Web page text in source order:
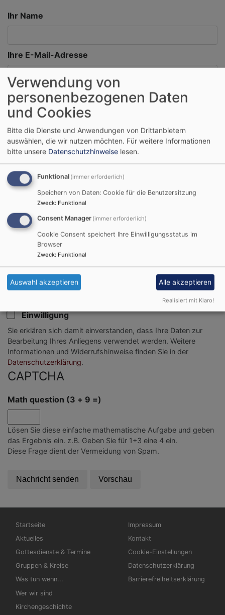
Ihr Name
Ihre E-Mail-Adresse
Betreff
Nachricht
Bitte geben Sie in Ihrer Nachricht keine Links oder
Internetadressen an.
Einwilligung
Sie erklären sich damit einverstanden, dass Ihre Daten zur
Bearbeitung Ihres Anliegens verwendet werden. Weitere
Informationen und Widerrufshinweise finden Sie in der
Datenschutzerklärung.
CAPTCHA
Math question (3 + 9 =)
Lösen Sie diese einfache mathematische Aufgabe und geben
das Ergebnis ein. z.B. Geben Sie für 1+3 eine 4 ein.
Diese Frage dient der Vermeidung von Spam.
Hauptnavigation
Startseite
Aktuelles
Gottesdienste & Termine
Gruppen & Kreise
Was tun wenn...
Wer wir sind
Kirchengeschichte
Fußbereichsmenü
Impressum
Kontakt
Cookie-Einstellungen
Datenschutzerklärung
Barrierefreiheitserklärung
Verwendung von
personenbezogenen Daten
und Cookies
Bitte die Dienste und Anwendungen von Drittanbietern
auswählen, die wir nutzen möchten. Für weitere Informationen
bitte unsere Datenschutzhinweise lesen.
Funktional (immer erforderlich)
Speichern von Daten: Cookie für die Benutzersitzung
Zweck: Funktional
Consent Manager (immer erforderlich)
Cookie Consent speichert Ihre Einwilligungsstatus im
Browser
Zweck: Funktional
Auswahl akzeptieren Alle akzeptieren
Realisiert mit Klaro!